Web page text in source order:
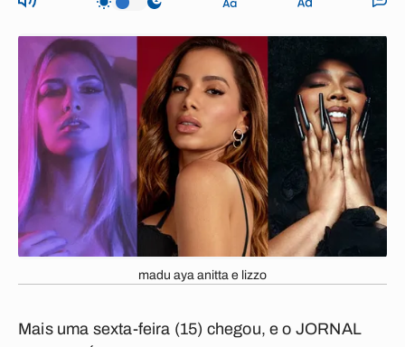
madu aya anitta e lizzo
Mais uma sexta-feira (15) chegou, e o JORNAL